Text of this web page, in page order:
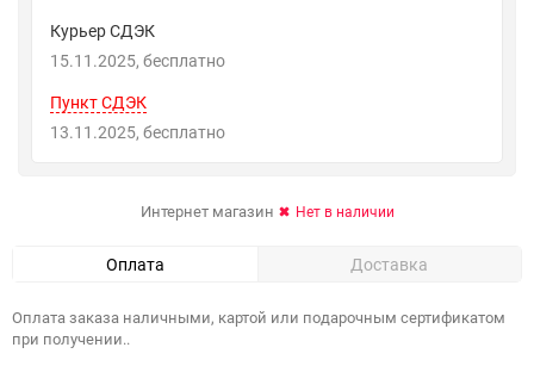
Курьер СДЭК
15.11.2025
Бесплатно
Пункт СДЭК
13.11.2025
Бесплатно
Интернет магазин Нет в наличии
Оплата Доставка
Оплата заказа наличными, картой или подарочным сертификатом
при получении..